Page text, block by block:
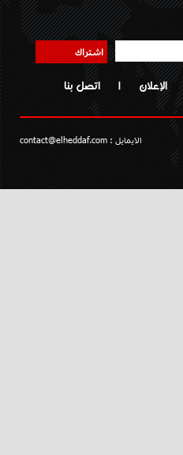
اشتراك
الإعلان | اتصل بنا
الايمايل : contact@elheddaf.com